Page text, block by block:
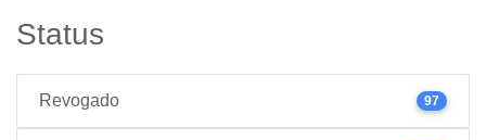
Status
Revogado 97